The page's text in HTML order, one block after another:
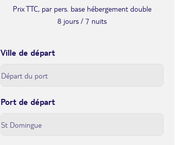
Prix TTC, par pers. base hébergement double
8 jours / 7 nuits
Ville de départ
Port de départ